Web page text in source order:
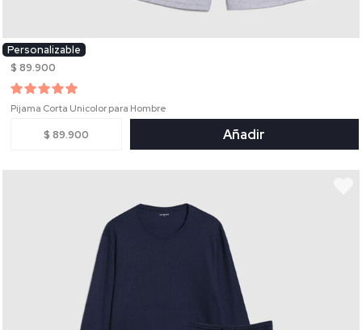
Personalizable
$ 89.900
Pijama Corta Unicolor para Hombre
$ 89.900 Añadir